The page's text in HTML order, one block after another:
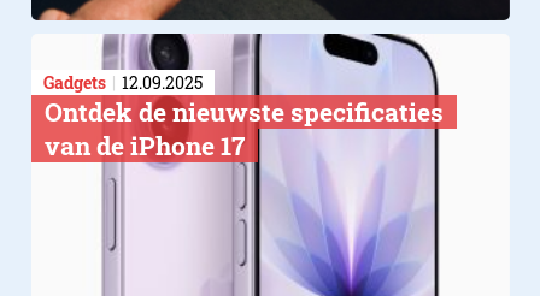
Gadgets 12.09.2025
Ontdek de nieuwste specificaties
van de iPhone 17